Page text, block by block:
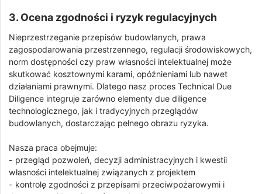
3. Ocena zgodności i ryzyk regulacyjnych
Nieprzestrzeganie przepisów budowlanych, prawa
zagospodarowania przestrzennego, regulacji środowiskowych,
norm dostępności czy praw własności intelektualnej może
skutkować kosztownymi karami, opóźnieniami lub nawet
działaniami prawnymi. Dlatego nasz proces Technical Due
Diligence integruje zarówno elementy due diligence
technologicznego, jak i tradycyjnych przeglądów
budowlanych, dostarczając pełnego obrazu ryzyka.
Nasza praca obejmuje:
- przegląd pozwoleń, decyzji administracyjnych i kwestii
własności intelektualnej związanych z projektem
- kontrolę zgodności z przepisami przeciwpożarowymi i